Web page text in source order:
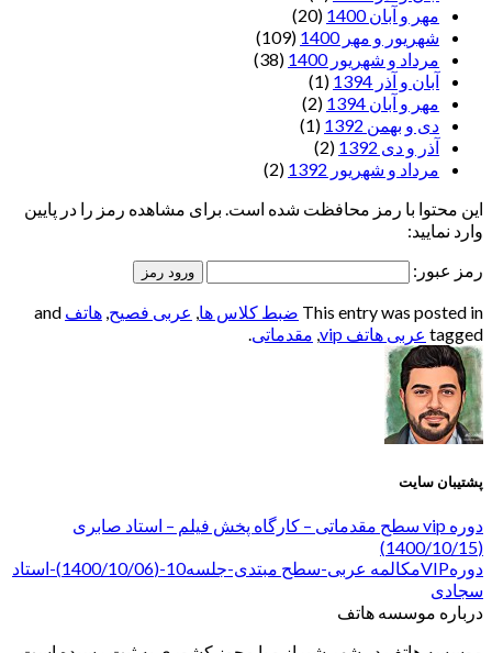
مهر و آبان 1400
(20)
شهریور و مهر 1400
(109)
مرداد و شهریور 1400
(38)
آبان و آذر 1394
(1)
مهر و آبان 1394
(2)
دی و بهمن 1392
(1)
آذر و دی 1392
(2)
مرداد و شهریور 1392
(2)
این محتوا با رمز محافظت شده است. برای مشاهده رمز را در پایین
وارد نمایید:
رمز عبور:
This entry was posted in ضبط کلاس ها, عربی فصیح, هاتف and
tagged عربی هاتف vip , مقدماتی.
پشتیبان سایت
دوره vip سطح مقدماتی – کارگاه پخش فیلم – استاد صابری
(1400/10/15)
دورهVIPمکالمه عربی-سطح مبتدی-جلسه10-(1400/10/06)-استاد
سجادی
درباره موسسه هاتف